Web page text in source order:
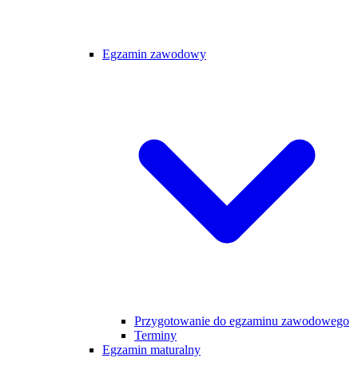
Egzamin zawodowy
Przygotowanie do egzaminu zawodowego
Terminy
Egzamin maturalny